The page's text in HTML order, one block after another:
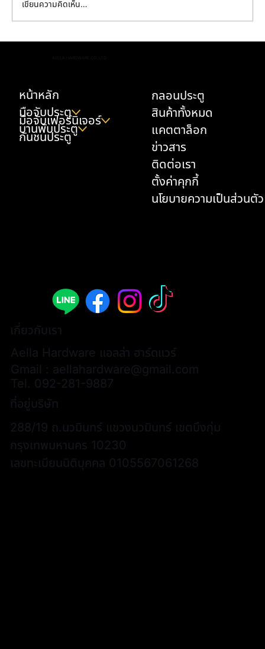
เขียนความคิดเห็น…
หน้าหลัก
มือจับประตู
มือจับเฟอร์นิเจอร์
บานพับประตู
กันชนประตู
กลอนประตู
สินค้าทั้งหมด
แคตตาล็อก
ข่าวสาร
ติดต่อเรา
ตั้งค่าคุกกี้
นโยบายความเป็นส่วนตัว
เกี่ยวกับเรา
Aella Hardware แอลล่า ฮาร์ดแวร์
Gmail : aellahardware@gmail.com
Tel. 092-281-9887
ที่อยู่บริษัท
288/19 ถ.นวมินทร์ แขวงนวมินทร์ เขตบึงกุ่ม
กรุงเทพมหานคร 10230
เลขทะเบียนนิติบุคคล 0105567061268